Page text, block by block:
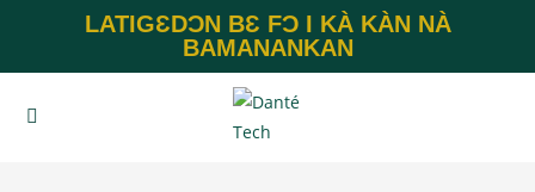
LATIGƐDƆN BƐ FƆ I KÀ KÀN NÀ
BAMANANKAN